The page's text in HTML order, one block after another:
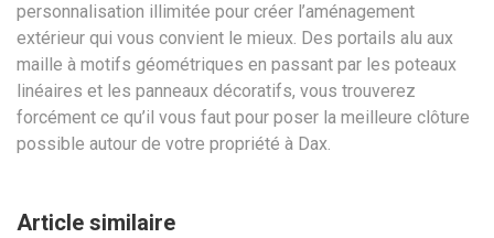
personnalisation illimitée pour créer l’aménagement
extérieur qui vous convient le mieux. Des portails alu aux
maille à motifs géométriques en passant par les poteaux
linéaires et les panneaux décoratifs, vous trouverez
forcément ce qu’il vous faut pour poser la meilleure clôture
possible autour de votre propriété à Dax.
Article similaire